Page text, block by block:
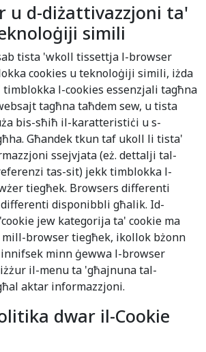
u d-diżattivazzjoni ta'
simili
tista 'wkoll tissettja l-browser
cookies u teknoloġiji simili, iżda
l-cookies essenzjali tagħna
tagħna taħdem sew, u tista
bis-sħiħ il-karatteristiċi u s-
Għandek tkun taf ukoll li tista'
ssejvjata (eż. dettalji tal-
tas-sit) jekk timblokka l-
tiegħek. Browsers differenti
disponibbli għalik. Id-
jew kategorija ta' cookie ma
browser tiegħek, ikollok bżonn
minn ġewwa l-browser
il-menu ta 'għajnuna tal-
aktar informazzjoni.
dwar il-Cookie